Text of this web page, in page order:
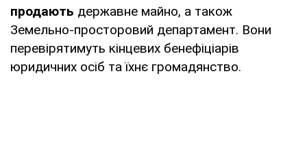
продають державне майно, а також
Земельно-просторовий департамент. Вони
перевірятимуть кінцевих бенефіціарів
юридичних осіб та їхнє громадянство.